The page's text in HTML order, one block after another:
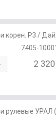
корен. Р3 /
7405-
2
рулевые УРАЛ